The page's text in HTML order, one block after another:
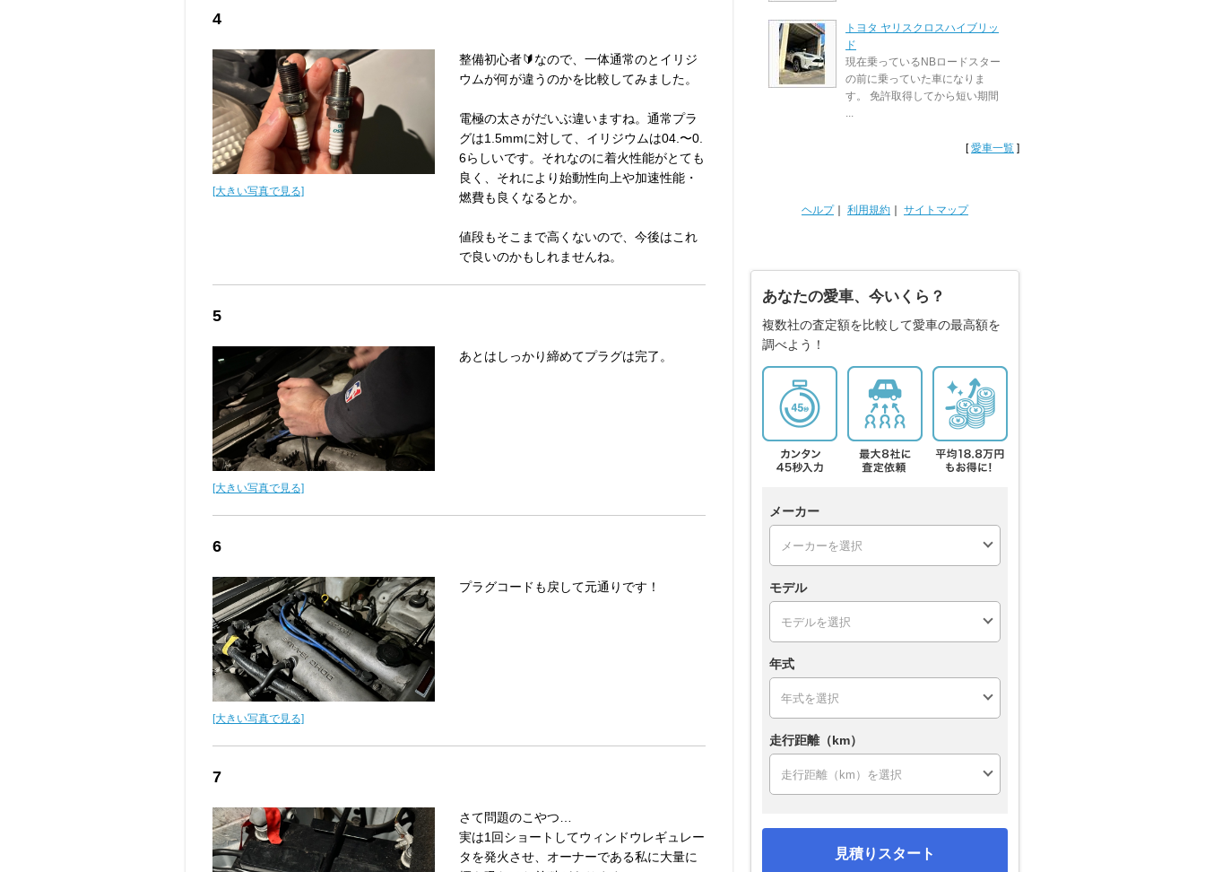
4
[大きい写真で見る]
整備初心者🔰なので、一体通常のとイリジ
ウムが何が違うのかを比較してみました。
電極の太さがだいぶ違いますね。通常プラ
グは1.5mmに対して、イリジウムは04.〜0.
6らしいです。それなのに着火性能がとても
良く、それにより始動性向上や加速性能・
燃費も良くなるとか。
値段もそこまで高くないので、今後はこれ
で良いのかもしれませんね。
5
[大きい写真で見る]
あとはしっかり締めてプラグは完了。
6
[大きい写真で見る]
プラグコードも戻して元通りです！
7
さて問題のこやつ…
実は1回ショートしてウィンドウレギュレー
タを発火させ、オーナーである私に大量に
トヨタ ヤリスクロスハイブリッ
ド
現在乗っているNBロードスター
の前に乗っていた車になりま
す。 免許取得してから短い期間
...
[愛車一覧 ]
ヘルプ｜ 利用規約 サイトマップ
あなたの愛車、今いくら？
複数社の査定額を比較して愛車の最高額を
調べよう！
メーカー
モデル
年式
走行距離（km）
見積りスタート